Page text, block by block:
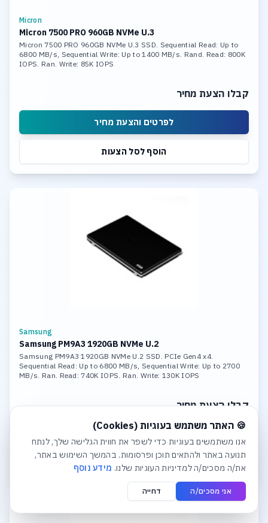
Micron
Micron 7500 PRO 960GB NVMe U.3
Micron 7500 PRO 960GB NVMe U.3 SSD. Sequential Read: Up to
6800 MB/s, Sequential Write: Up to 1400 MB/s. Rand. Read: 800K
IOPS. Ran. Write: 85K IOPS
קבלו הצעת מחיר
לפרטים והצעת מחיר
הוסף לסל הצעות
Samsung
Samsung PM9A3 1920GB NVMe U.2
Samsung PM9A3 1920GB NVMe U.2 SSD. PCIe Gen4 x4.
Sequential Read: Up to 6800 MB/s, Sequential Write: Up to 2700
MB/s. Ran. Read: 740K IOPS. Ran. Write: 130K IOPS
קבלו הצעת מחיר
לפרטים והצעת מחיר
הוסף לסל הצעות
חלונית עוגיות נפתחה אוטומטית. לסגירה יש ללחוץ על כפתור
🍪 האתר משתמש בעוגיות (Cookies)
אנו משתמשים בעוגיות כדי לשפר את חווית הגלישה שלך, לנתח
תנועה באתר ולהתאים תוכן ופרסומות. בהמשך השימוש באתר,
את/ה מסכים/ה למדיניות העוגיות שלנו. מידע נוסף
אני מסכים/ה דחייה